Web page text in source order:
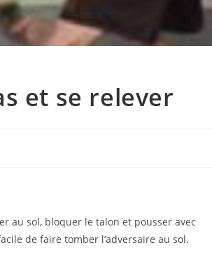
et se relever
au sol, bloquer le talon et pousser avec
de faire tomber l’adversaire au sol.